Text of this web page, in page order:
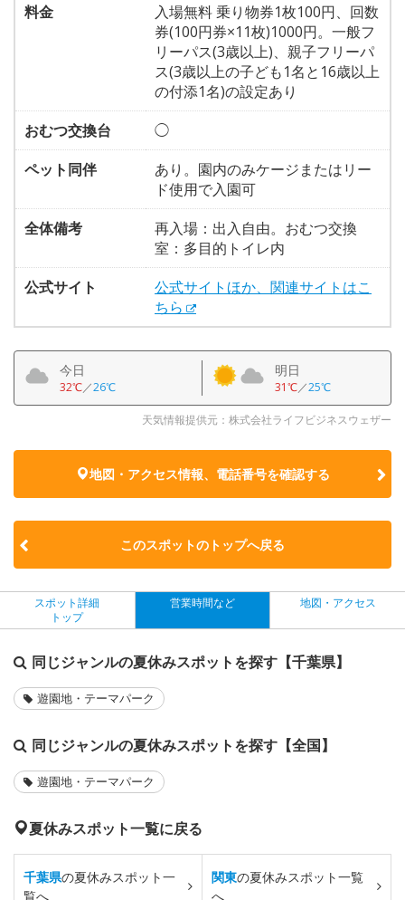
料金
入場無料 乗り物券1枚100円、回数
券(100円券×11枚)1000円。一般フ
リーパス(3歳以上)、親子フリーパ
ス(3歳以上の子ども1名と16歳以上
の付添1名)の設定あり
おむつ交換台
◯
ペット同伴
あり。園内のみケージまたはリー
ド使用で入園可
全体備考
再入場：出入自由。おむつ交換
室：多目的トイレ内
公式サイト
公式サイトほか、関連サイトはこ
ちら
今日
32℃／26℃
明日
31℃／25℃
天気情報提供元：株式会社ライフビジネスウェザー
地図・アクセス情報、電話番号を確認する
このスポットのトップへ戻る
スポット詳細
トップ
営業時間など 地図・アクセス
同じジャンルの夏休みスポットを探す【千葉県】
遊園地・テーマパーク
同じジャンルの夏休みスポットを探す【全国】
遊園地・テーマパーク
夏休みスポット一覧に戻る
千葉県の夏休みスポット一
覧へ
関東の夏休みスポット一覧
へ